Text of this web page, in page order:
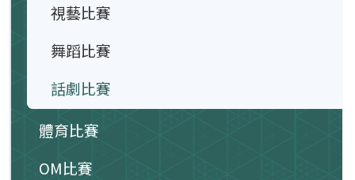
視藝比賽
舞蹈比賽
話劇比賽
體育比賽
OM比賽